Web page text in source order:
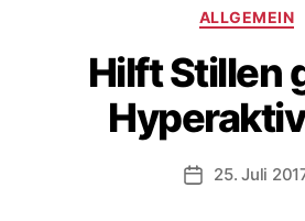
ALLGEMEIN
Hilft Stillen
V
n
M
y
ri
m
25. Juli